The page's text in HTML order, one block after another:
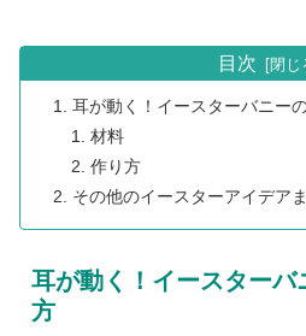
目次
耳が動く！イースターバニー
材料
作り方
その他のイースターアイデア
耳が動く！イースターバ
方